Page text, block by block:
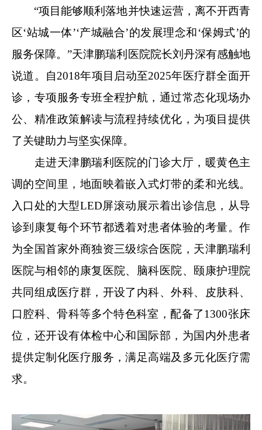
“项目能够顺利落地并快速运营，离不开西青
区‘站城一体’‘产城融合’的发展理念和‘保姆式’的
服务保障。”天津鹏瑞利医院院长刘丹深有感触地
说道。自2018年项目启动至2025年医疗群全面开
诊，专项服务专班全程护航，通过常态化现场办
公、精准政策解读与流程持续优化，为项目提供
了关键助力与坚实保障。
走进天津鹏瑞利医院的门诊大厅，暖黄色主
调的空间里，地面映着嵌入式灯带的柔和光线。
入口处的大型LED屏滚动展示着出诊信息，从导
诊到康复每个环节都透着对患者体验的考量。作
为全国首家外商独资三级综合医院，天津鹏瑞利
医院与相邻的康复医院、脑科医院、颐康护理院
共同组成医疗群，开设了内科、外科、皮肤科、
口腔科、骨科等多个特色科室，配备了1300张床
位，还开设有体检中心和国际部，为国内外患者
提供定制化医疗服务，满足高端及多元化医疗需
求。